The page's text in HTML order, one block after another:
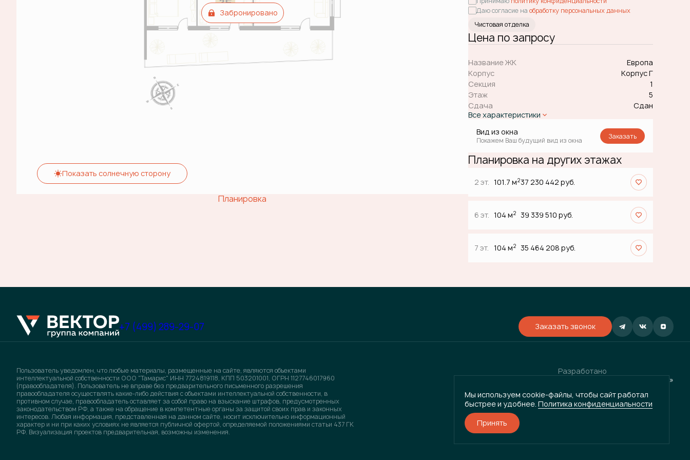
Забронировано
Показать солнечную сторону
Планировка
Даю согласие на обработку персональных данных
Чистовая отделка
Цена по запросу
Название ЖК
Европа
Корпус
Корпус Г
Секция
1
Этаж
5
Сдача
Сдан
Все характеристики
Вид из окна
Покажем Ваш будущий вид из окна Заказать
Планировка на других этажах
2 эт. 101.7 м237 230 442 руб.
6 эт. 104 м2 39 339 510 руб.
7 эт. 104 м2 35 464 208 руб.
+7 (499) 289-29-07 Заказать звонок
Пользователь уведомлен, что любые материалы, размещенные на сайте, являются объектами
интеллектуальной собственности ООО "Тамарис" ИНН 7724819118, КПП 503201001, ОГРН 1127746017960
(правообладателя). Пользователь не вправе без предварительного письменного разрешения
правообладателя осуществлять какие-либо действия с объектами интеллектуальной собственности, в
противном случае, правообладатель оставляет за собой право на взыскание штрафов, предусмотренных
законодательством РФ, а также на обращение в компетентные органы за защитой своих прав и законных
интересов. Любая информация, представленная на данном сайте, носит исключительно информационный
характер и ни при каких условиях не является публичной офертой, определяемой положениями статьи 437 ГК
РФ. Визуализация проектов предварительная, возможны изменения.
Разработано
ГРУППА КОМПАНИЙ «ВЕКТОР»
Мы используем cookie-файлы, чтобы сайт работал
быстрее и удобнее. Политика конфиденциальности
Принять